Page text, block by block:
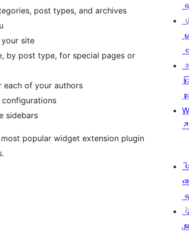
post types, and archives
site
by post type, for special pages or
each of your authors
sidebars
popular widget extension plugin
မှု
သူ
↗
များ